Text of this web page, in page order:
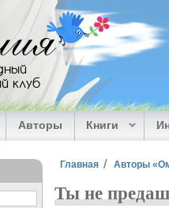
клуб
Авторы Книги
Вы здесь
Главная Авторы
Ты не